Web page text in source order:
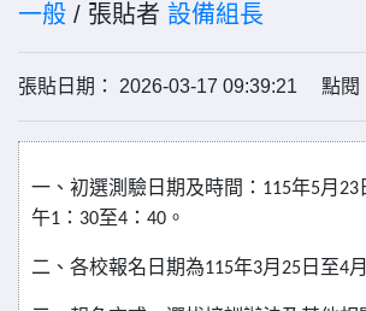
一般 / 張貼者 設備組長
張貼日期： 2026-03-17 09:39:21 點閱
一、初選測驗日期及時間： 115年5月 23
午1 ： 30至4 ： 40 。
二、各校報名日期為115年3月 25 日至4月